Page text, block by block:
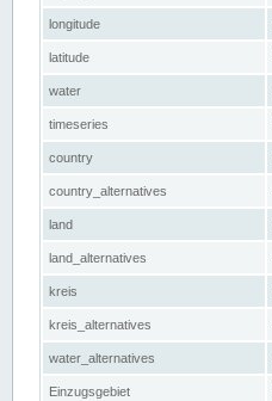
longitude
latitude
water
timeseries
country
country_alternatives
land
land_alternatives
kreis
kreis_alternatives
water_alternatives
Einzugsgebiet